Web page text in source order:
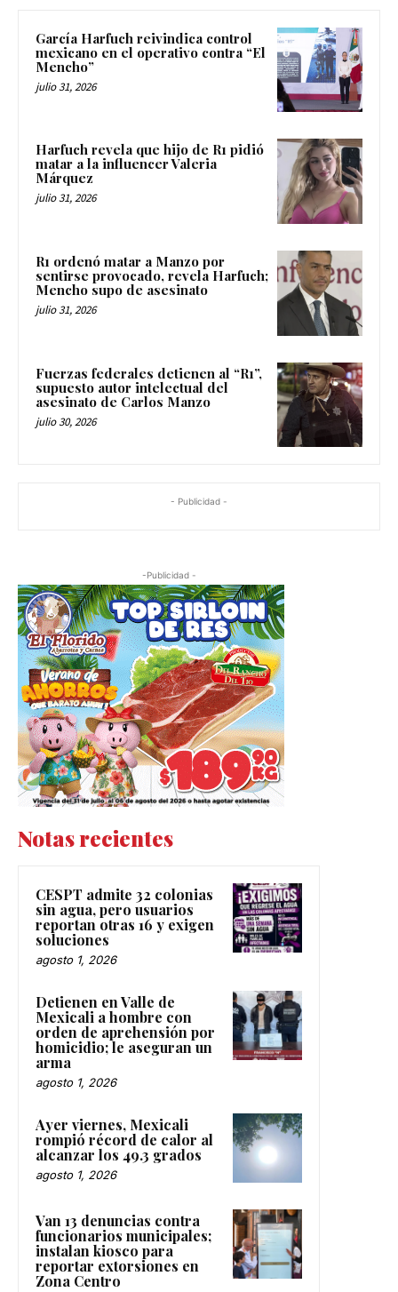
García Harfuch reivindica control
mexicano en el operativo contra “El
Mencho”
julio 31, 2026
Harfuch revela que hijo de R1 pidió
matar a la influencer Valeria
Márquez
julio 31, 2026
R1 ordenó matar a Manzo por
sentirse provocado, revela Harfuch;
Mencho supo de asesinato
julio 31, 2026
Fuerzas federales detienen al “R1”,
supuesto autor intelectual del
asesinato de Carlos Manzo
julio 30, 2026
- Publicidad -
-Publicidad -
Notas recientes
CESPT admite 32 colonias
sin agua, pero usuarios
reportan otras 16 y exigen
soluciones
agosto 1, 2026
Detienen en Valle de
Mexicali a hombre con
orden de aprehensión por
homicidio; le aseguran un
arma
agosto 1, 2026
Ayer viernes, Mexicali
rompió récord de calor al
alcanzar los 49.3 grados
agosto 1, 2026
Van 13 denuncias contra
funcionarios municipales;
instalan kiosco para
reportar extorsiones en
Zona Centro